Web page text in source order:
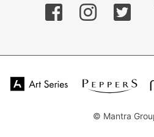
フェイス
インツ
Art Series PEPPERS
© Mantra